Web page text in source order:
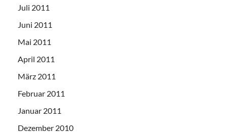
Juli 2011
Juni 2011
Mai 2011
April 2011
März 2011
Februar 2011
Januar 2011
Dezember 2010